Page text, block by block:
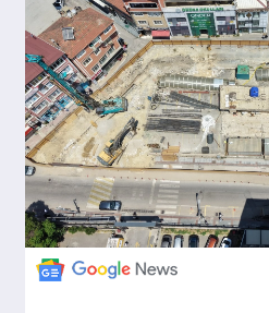
EĞITIM
EKONOMI
DÜNYA
SAĞLIK